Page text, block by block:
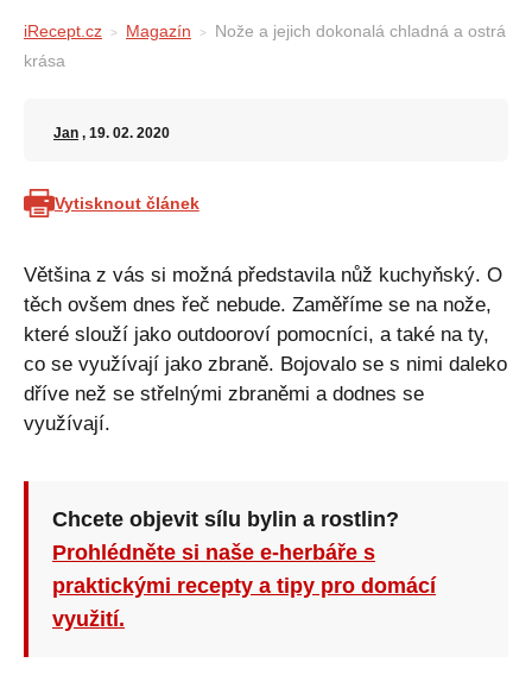
iRecept.cz Magazín
Nože a jejich dokonalá chladná a ostrá
krása
Jan , 19. 02. 2020
Vytisknout článek
Většina z vás si možná představila nůž kuchyňský. O
těch ovšem dnes řeč nebude. Zaměříme se na nože,
které slouží jako outdooroví pomocníci, a také na ty,
co se využívají jako zbraně. Bojovalo se s nimi daleko
dříve než se střelnými zbraněmi a dodnes se
využívají.
Chcete objevit sílu bylin a rostlin?
Prohlédněte si naše e-herbáře s
praktickými recepty a tipy pro domácí
využití.